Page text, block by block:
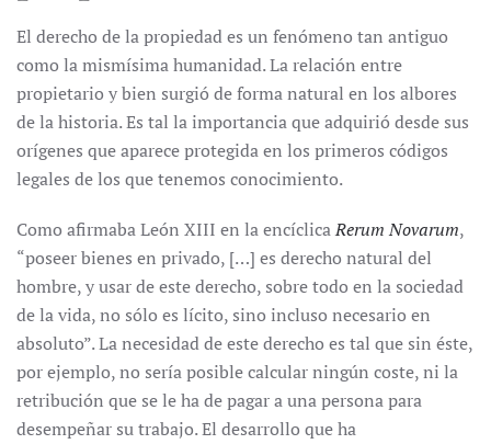
El derecho de la propiedad es un fenómeno tan antiguo
como la mismísima humanidad. La relación entre
propietario y bien surgió de forma natural en los albores
de la historia. Es tal la importancia que adquirió desde sus
orígenes que aparece protegida en los primeros códigos
legales de los que tenemos conocimiento.
Como afirmaba León XIII en la encíclicaRerum Novarum,
“poseer bienes en privado, […] es derecho natural del
hombre, y usar de este derecho, sobre todo en la sociedad
de la vida, no sólo es lícito, sino incluso necesario en
absoluto”. La necesidad de este derecho es tal que sin éste,
por ejemplo, no sería posible calcular ningún coste, ni la
retribución que se le ha de pagar a una persona para
desempeñar su trabajo. El desarrollo que ha